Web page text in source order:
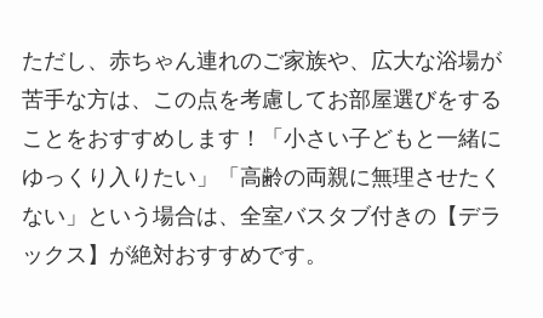
ただし、赤ちゃん連れのご家族や、広大な浴場が
苦手な方は、この点を考慮してお部屋選びをする
ことをおすすめします！「小さい子どもと一緒に
ゆっくり入りたい」「高齢の両親に無理させたく
ない」という場合は、全室バスタブ付きの【デラ
ックス】が絶対おすすめです。